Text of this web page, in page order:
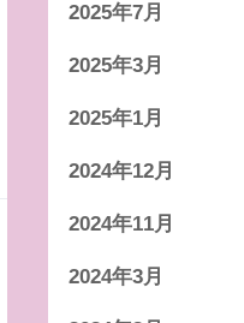
2025年7月
2025年3月
2025年1月
2024年12月
2024年11月
2024年3月